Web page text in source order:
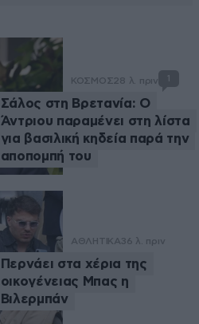
ΚΟΣΜΟΣ28 λ. πριν 1
Σάλος στη Βρετανία: Ο
Άντριου παραμένει στη λίστα
για βασιλική κηδεία παρά την
αποπομπή του
ΑΘΛΗΤΙΚΑ36 λ. πριν
Περνάει στα χέρια της
οικογένειας Μπας η
Βιλερμπάν